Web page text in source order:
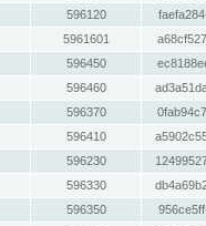
596120
5961601
596450
596460
596370
596410
596230
596330
596350